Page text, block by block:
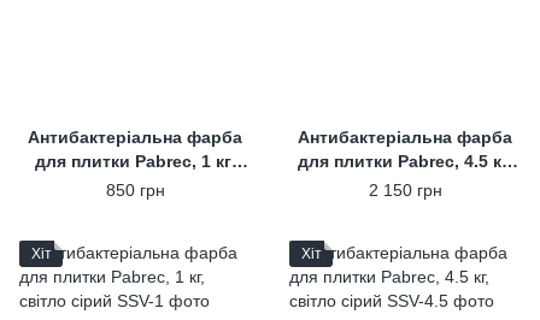
Антибактеріальна фарба
для плитки Pabrec, 1 кг,
жовтий
850 грн
Антибактеріальна фарба
для плитки Pabrec, 4.5 кг,
жовтий
2 150 грн
Хіт Хіт